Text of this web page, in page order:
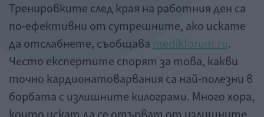
Тренировките след края на работния ден са
по-ефективни от сутрешните, ако искате
да отслабнете, съобщаваmedikforum.ru.
Често експертите спорят за това, какви
точно кардионатоварвания са най-полезни в
борбата с излишните килограми. Много хора,